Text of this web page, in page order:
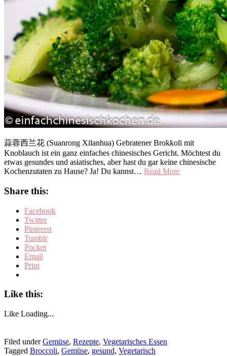
蒜蓉西兰花 (Suanrong Xilanhua) Gebratener Brokkoli mit
Knoblauch ist ein ganz einfaches chinesisches Gericht. Möchtest du
etwas gesundes und asiatisches, aber hast du gar keine chinesische
Kochenzutaten zu Hause? Ja! Du kannst… Read More
Share this:
Facebook
Twitter
Pinterest
Tumblr
Pocket
Email
Print
Like this:
Like Loading...
Filed underGemüse, Rezepte, Vegetarisches Essen
Tagged Broccoli, Gemüse, gesund, Vegetarisch